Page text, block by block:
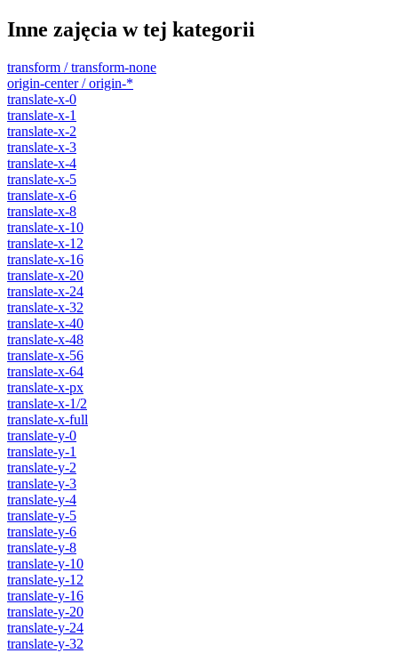
Inne zajęcia w tej kategorii
transform / transform-none
origin-center / origin-*
translate-x-0
translate-x-1
translate-x-2
translate-x-3
translate-x-4
translate-x-5
translate-x-6
translate-x-8
translate-x-10
translate-x-12
translate-x-16
translate-x-20
translate-x-24
translate-x-32
translate-x-40
translate-x-48
translate-x-56
translate-x-64
translate-x-px
translate-x-1/2
translate-x-full
translate-y-0
translate-y-1
translate-y-2
translate-y-3
translate-y-4
translate-y-5
translate-y-6
translate-y-8
translate-y-10
translate-y-12
translate-y-16
translate-y-20
translate-y-24
translate-y-32